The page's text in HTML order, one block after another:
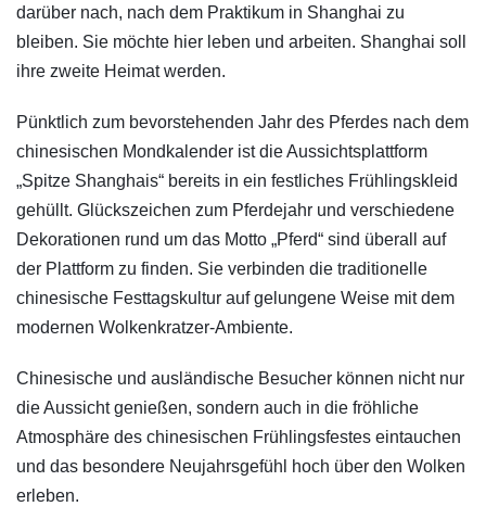
darüber nach, nach dem Praktikum in Shanghai zu
bleiben. Sie möchte hier leben und arbeiten. Shanghai soll
ihre zweite Heimat werden.
Pünktlich zum bevorstehenden Jahr des Pferdes nach dem
chinesischen Mondkalender ist die Aussichtsplattform
„Spitze Shanghais“ bereits in ein festliches Frühlingskleid
gehüllt. Glückszeichen zum Pferdejahr und verschiedene
Dekorationen rund um das Motto „Pferd“ sind überall auf
der Plattform zu finden. Sie verbinden die traditionelle
chinesische Festtagskultur auf gelungene Weise mit dem
modernen Wolkenkratzer-Ambiente.
Chinesische und ausländische Besucher können nicht nur
die Aussicht genießen, sondern auch in die fröhliche
Atmosphäre des chinesischen Frühlingsfestes eintauchen
und das besondere Neujahrsgefühl hoch über den Wolken
erleben.